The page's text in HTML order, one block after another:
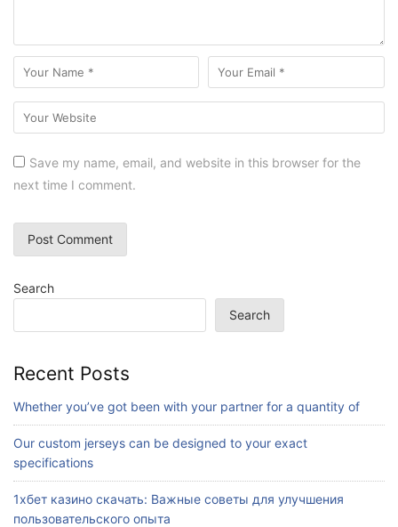
Save my name, email, and website in this browser for the
next time I comment.
Search
Search
Recent Posts
Whether you’ve got been with your partner for a quantity of
Our custom jerseys can be designed to your exact
specifications
1хбет казино скачать: Важные советы для улучшения
пользовательского опыта